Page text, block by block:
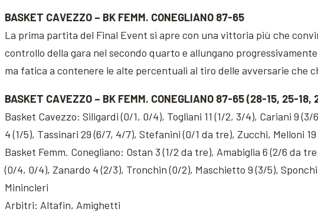
BASKET CAVEZZO – BK FEMM. CONEGLIANO 87-65
La prima partita del Final Event si apre con una vittoria più che
controllo della gara nel secondo quarto e allungano
ma fatica a contenere le alte percentuali al tiro delle avversarie che
BASKET CAVEZZO – BK FEMM. CONEGLIANO 87-65 (28-15, 25-18,
Basket Cavezzo: Siligardi (0/1, 0/4), Togliani 11 (1/2, 3/4), Cariani 9
4 (1/5), Tassinari 29 (6/7, 4/7), Stefanini (0/1 da tre), Zucchi, Melloni
Basket Femm. Conegliano: Ostan 3 (1/2 da tre), Amabiglia 6 (2/6 da
(0/4, 0/4), Zanardo 4 (2/3), Tronchin (0/2), Maschietto 9 (3/5),
Minincleri
Arbitri: Altafin, Amighetti